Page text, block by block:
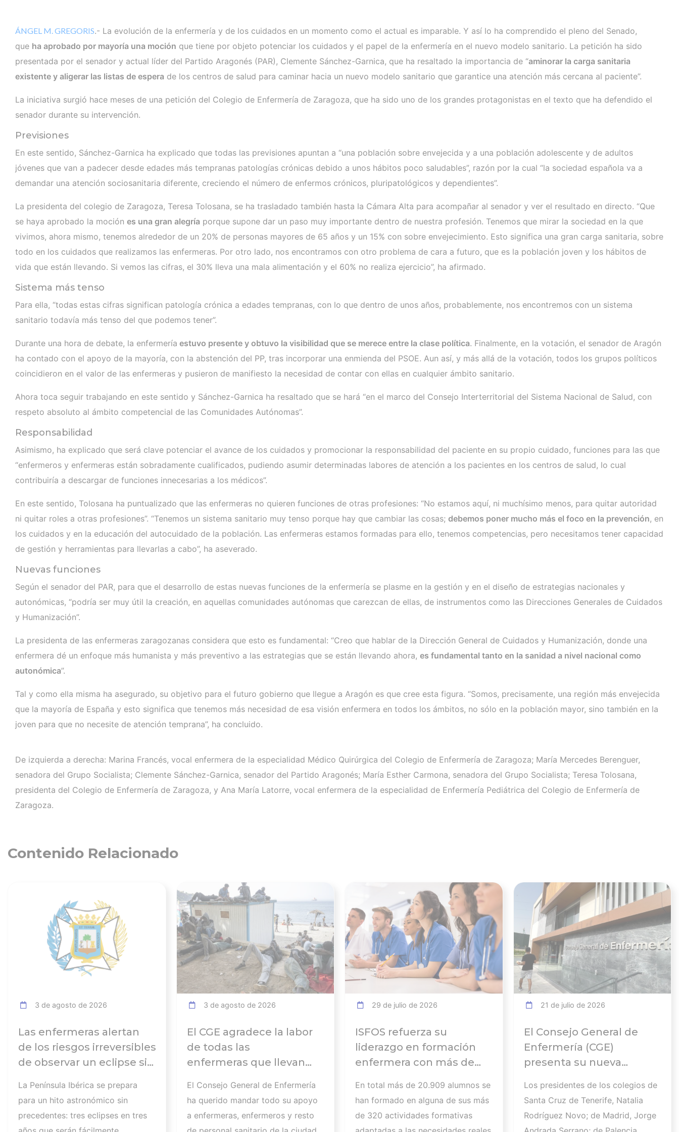
ÁNGEL M. GREGORIS.- La evolución de la enfermería y de los cuidados en un momento como el actual es imparable. Y así lo ha comprendido el pleno del Senado,
que ha aprobado por mayoría una moción que tiene por objeto potenciar los cuidados y el papel de la enfermería en el nuevo modelo sanitario. La petición ha sido
presentada por el senador y actual líder del Partido Aragonés (PAR), Clemente Sánchez-Garnica, que ha resaltado la importancia de “aminorar la carga sanitaria
existente y aligerar las listas de espera de los centros de salud para caminar hacia un nuevo modelo sanitario que garantice una atención más cercana al paciente”.
La iniciativa surgió hace meses de una petición del Colegio de Enfermería de Zaragoza, que ha sido uno de los grandes protagonistas en el texto que ha defendido el
senador durante su intervención.
Previsiones
En este sentido, Sánchez-Garnica ha explicado que todas las previsiones apuntan a “una población sobre envejecida y a una población adolescente y de adultos
jóvenes que van a padecer desde edades más tempranas patologías crónicas debido a unos hábitos poco saludables”, razón por la cual “la sociedad española va a
demandar una atención sociosanitaria diferente, creciendo el número de enfermos crónicos, pluripatológicos y dependientes”.
La presidenta del colegio de Zaragoza, Teresa Tolosana, se ha trasladado también hasta la Cámara Alta para acompañar al senador y ver el resultado en directo. “Que
se haya aprobado la moción es una gran alegría porque supone dar un paso muy importante dentro de nuestra profesión. Tenemos que mirar la sociedad en la que
vivimos, ahora mismo, tenemos alrededor de un 20% de personas mayores de 65 años y un 15% con sobre envejecimiento. Esto significa una gran carga sanitaria, sobre
todo en los cuidados que realizamos las enfermeras. Por otro lado, nos encontramos con otro problema de cara a futuro, que es la población joven y los hábitos de
vida que están llevando. Si vemos las cifras, el 30% lleva una mala alimentación y el 60% no realiza ejercicio”, ha afirmado.
Sistema más tenso
Para ella, “todas estas cifras significan patología crónica a edades tempranas, con lo que dentro de unos años, probablemente, nos encontremos con un sistema
sanitario todavía más tenso del que podemos tener”.
Durante una hora de debate, la enfermería estuvo presente y obtuvo la visibilidad que se merece entre la clase política. Finalmente, en la votación, el senador de Aragón
ha contado con el apoyo de la mayoría, con la abstención del PP, tras incorporar una enmienda del PSOE. Aun así, y más allá de la votación, todos los grupos políticos
coincidieron en el valor de las enfermeras y pusieron de manifiesto la necesidad de contar con ellas en cualquier ámbito sanitario.
Ahora toca seguir trabajando en este sentido y Sánchez-Garnica ha resaltado que se hará “en el marco del Consejo Interterritorial del Sistema Nacional de Salud, con
respeto absoluto al ámbito competencial de las Comunidades Autónomas”.
Responsabilidad
Asimismo, ha explicado que será clave potenciar el avance de los cuidados y promocionar la responsabilidad del paciente en su propio cuidado, funciones para las que
“enfermeros y enfermeras están sobradamente cualificados, pudiendo asumir determinadas labores de atención a los pacientes en los centros de salud, lo cual
contribuiría a descargar de funciones innecesarias a los médicos”.
En este sentido, Tolosana ha puntualizado que las enfermeras no quieren funciones de otras profesiones: “No estamos aquí, ni muchísimo menos, para quitar autoridad
ni quitar roles a otras profesiones”. “Tenemos un sistema sanitario muy tenso porque hay que cambiar las cosas; debemos poner mucho más el foco en la prevención, en
los cuidados y en la educación del autocuidado de la población. Las enfermeras estamos formadas para ello, tenemos competencias, pero necesitamos tener capacidad
de gestión y herramientas para llevarlas a cabo”, ha aseverado.
Nuevas funciones
Según el senador del PAR, para que el desarrollo de estas nuevas funciones de la enfermería se plasme en la gestión y en el diseño de estrategias nacionales y
autonómicas, “podría ser muy útil la creación, en aquellas comunidades autónomas que carezcan de ellas, de instrumentos como las Direcciones Generales de Cuidados
y Humanización”.
La presidenta de las enfermeras zaragozanas considera que esto es fundamental: “Creo que hablar de la Dirección General de Cuidados y Humanización, donde una
enfermera dé un enfoque más humanista y más preventivo a las estrategias que se están llevando ahora, es fundamental tanto en la sanidad a nivel nacional como
autonómica”.
Tal y como ella misma ha asegurado, su objetivo para el futuro gobierno que llegue a Aragón es que cree esta figura. “Somos, precisamente, una región más envejecida
que la mayoría de España y esto significa que tenemos más necesidad de esa visión enfermera en todos los ámbitos, no sólo en la población mayor, sino también en la
joven para que no necesite de atención temprana”, ha concluido.
De izquierda a derecha: Marina Francés, vocal enfermera de la especialidad Médico Quirúrgica del Colegio de Enfermería de Zaragoza; María Mercedes Berenguer,
senadora del Grupo Socialista; Clemente Sánchez-Garnica, senador del Partido Aragonés; María Esther Carmona, senadora del Grupo Socialista; Teresa Tolosana,
presidenta del Colegio de Enfermería de Zaragoza, y Ana María Latorre, vocal enfermera de la especialidad de Enfermería Pediátrica del Colegio de Enfermería de
Zaragoza.
Contenido Relacionado
3 de agosto de 2026
Las enfermeras alertan
de los riesgos irreversibles
de observar un eclipse sin
recomendaciones: la
retinopatía solar es el
mayor de los peligros
La Península Ibérica se prepara
para un hito astronómico sin
precedentes: tres eclipses en tres
3 de agosto de 2026
El CGE agradece la labor
de todas las
enfermeras que llevan
atender a
los afectados de la crisis
migratoria de Ceuta y
El Consejo General de Enfermería
ha querido mandar todo su apoyo
a enfermeras, enfermeros y resto
29 de julio de 2026
ISFOS refuerza su
liderazgo en formación
enfermera con más de
curso 2025-2026
En total más de 20.909 alumnos se
han formado en alguna de sus más
de 320 actividades formativas
Ver noticia
21 de julio de 2026
El Consejo General de
Enfermería (CGE)
presenta su nueva
Pleno que lucharán por el
desarrollo de la profesión
en los próximos años
Los presidentes de los colegios de
Santa Cruz de Tenerife, Natalia
Rodríguez Novo; de Madrid, Jorge
Ver noticia